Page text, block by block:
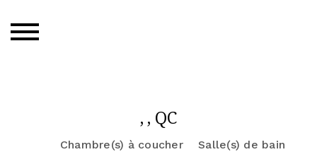
, , QC
Chambre(s) à coucher
Salle(s) de bain